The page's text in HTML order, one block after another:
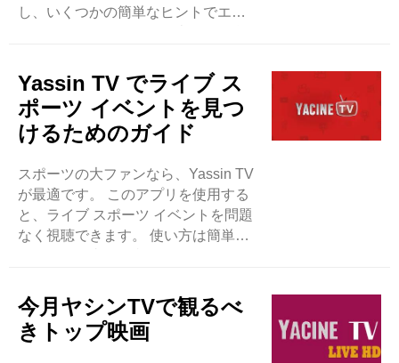
し、いくつかの簡単なヒントでエク
接続が強いことを常に確認してくだ
さい。 これにより、バッファリング
が軽減され、ビデオがスムーズに再
生されます。 また、混雑の少ない時
してください。 ..
Yassin TV でライブ ス
ポーツ イベントを見つ
けるためのガイド
スポーツの大ファンなら、Yassin TV
が最適です。 このアプリを使用する
と、ライブ スポーツ イベントを問題
なく視聴できます。 使い方は簡単
見つけるには、まず Android スマー
トフォンにアプリが必要です。 次
に、アプリを開いてスポーツセクシ
今月ヤシンTVで観るべ
きトップ映画